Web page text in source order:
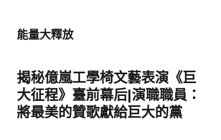
能量大釋放
揭秘億嵐工學椅文藝表演《巨
大征程》臺前幕后|演職職員：
將最美的贊歌獻給巨大的黨